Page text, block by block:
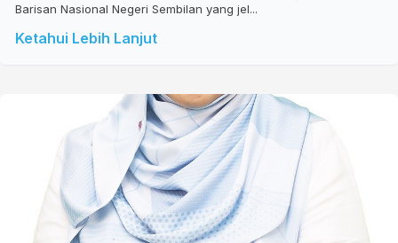
Barisan Nasional Negeri Sembilan yang jel...
Ketahui Lebih Lanjut